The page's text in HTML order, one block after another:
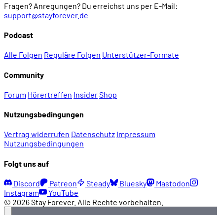
Fragen? Anregungen? Du erreichst uns per E-Mail:
support@stayforever.de
Podcast
Alle Folgen Reguläre Folgen Unterstützer-Formate
Community
Forum Hörertreffen InsiderShop
Nutzungsbedingungen
Vertrag widerrufen Datenschutz Impressum
Nutzungsbedingungen
Folgt uns auf
Discord Patreon Steady Bluesky
Mastodon
Instagram
YouTube
© 2026 Stay Forever. Alle Rechte vorbehalten.